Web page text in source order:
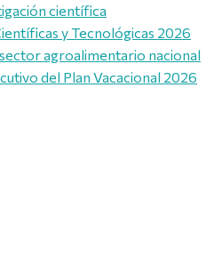
científica
y Tecnológicas 2026
agroalimentario nacional
del Plan Vacacional 2026